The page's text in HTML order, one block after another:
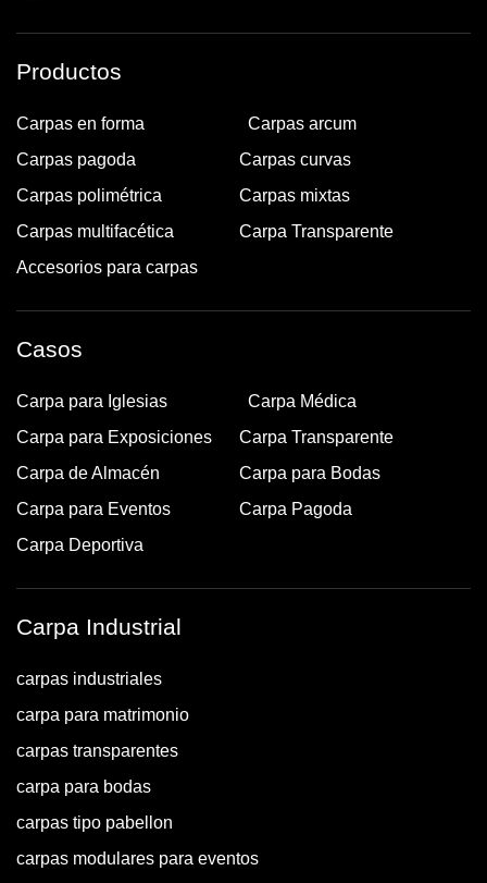
Productos
Carpas en forma
Carpas arcum
Carpas pagoda
Carpas curvas
Carpas polimétrica
Carpas mixtas
Carpas multifacética
Carpa Transparente
Accesorios para carpas
Casos
Carpa para Iglesias
Carpa Médica
Carpa para Exposiciones
Carpa Transparente
Carpa de Almacén
Carpa para Bodas
Carpa para Eventos
Carpa Pagoda
Carpa Deportiva
Carpa Industrial
carpas industriales
carpa para matrimonio
carpas transparentes
carpa para bodas
carpas tipo pabellon
carpas modulares para eventos